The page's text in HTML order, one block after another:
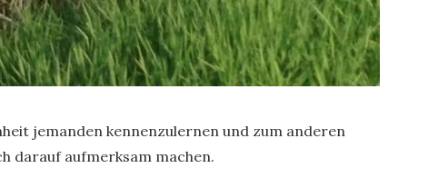
jemanden kennenzulernen und zum anderen
darauf aufmerksam machen.